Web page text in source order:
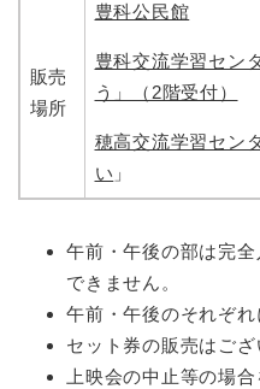
販売
場所
豊科公民館
豊科交流学習セン
う」（2階受付）
穂高交流学習セン
い 」
午前・午後の部は完
できません。
午前・午後のそれぞれ
セット券の販売はござ
上映会の中止等の場